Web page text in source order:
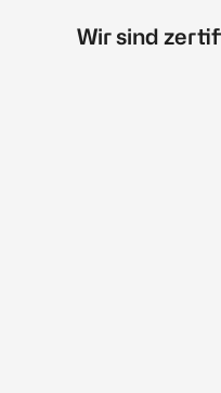
Wir sind